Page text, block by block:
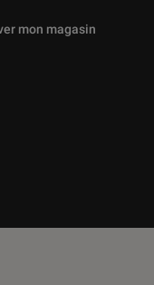
être proposées
mon magasin